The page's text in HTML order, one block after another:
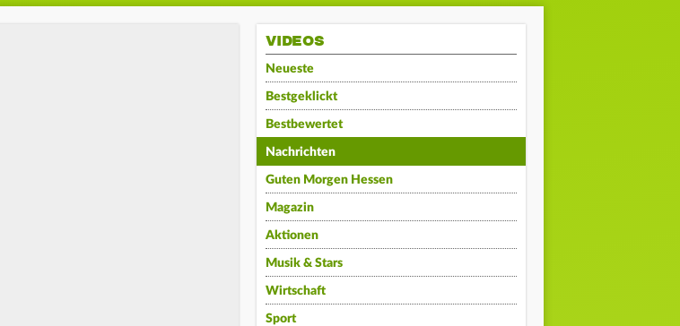
VIDEOS
Neueste
Bestgeklickt
Bestbewertet
Nachrichten
Guten Morgen Hessen
Magazin
Aktionen
Musik & Stars
Wirtschaft
Sport